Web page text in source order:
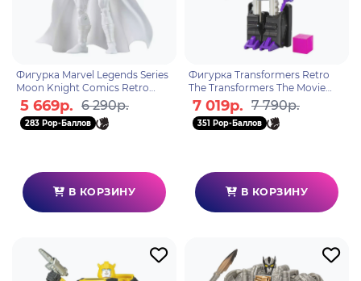
Фигурка Marvel Legends Series
Moon Knight Comics Retro
G00665L0
5 669р. 6 290р.
283 Pop-Баллов
В КОРЗИНУ
Фигурка Transformers Retro
The Transformers The Movie
Shrapnel F69485L0
7 019р. 7 790р.
351 Pop-Баллов
В КОРЗИНУ